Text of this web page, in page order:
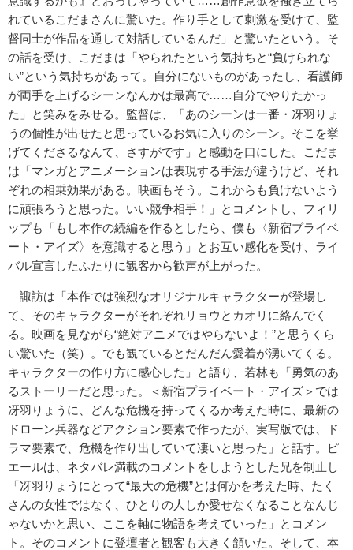
れているこだまさんに驚いた。作り手として刺激を受けて、監
督同士が作品を通して対話しているんだ」と驚いたという。そ
の話を受け、こだまは「やられたという気持ちと“負けられな
い”という気持ちがあって。自分にないものがあったし、看護師
が両手を上げるシーンなんかは最高で……自分でやりたかっ
た」と笑みをみせる。監督は、「あのシーンは一番・冴羽りょ
うの個性が出せたと思っているお気に入りのシーン。そこを挙
げてくださるなんて、さすがです」と感動を口にした。こだま
は「マンガとアニメーションは表現する手法が違うけど、それ
ぞれの相乗効果がある。映画もそう。これからも負けないよう
に頑張ろうと思った。いい競争相手！」とコメントし、フィリ
ップも「もし本作の続編を作るとしたら、僕も〈新宿プライベ
ート・アイズ〉を意識すると思う」とお互い感化を受け、ライ
バル宣言したふたりに観客から歓声が上がった。
諏訪は「本作では強烈なオリジナルキャラクターが登場し
て、そのキャラクターがそれぞれリョウとカオリに絡んでく
る。映画を見ながら“絶対アニメではやらないよ！”と思うくら
い驚いた（笑）。でも観ているとだんだん愛着が湧いてくる。
キャラクターの作り方に感心した」と語り、若林も「勇気のあ
るストーリーだと思った。＜新宿プライベート・アイズ＞では
冴羽りょうに、どんな危機を持ってくるか考えた時に、最新の
ドローン兵器などアクション要素で作ったが、実写版では、ド
ラマ要素で、危機を作り出していて凄いと思った」と話す。ピ
エールは、ネタバレ満載のコメントをしようとした兄を制止し
「冴羽りょうにとって“最大の危機”とは何かを考えた時、たく
さんの女性ではなく、ひとりの人しか愛せなくなることなんじ
ゃないかと思い、ここを軸に物語を考えていった」とコメン
ト。そのコメントに登壇者と観客も大きく頷いた。そして、本